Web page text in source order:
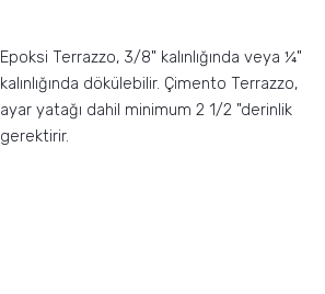
Epoksi Terrazzo, 3/8" kalınlığında veya ¼"
kalınlığında dökülebilir. Çimento Terrazzo,
ayar yatağı dahil minimum 2 1/2 "derinlik
gerektirir.